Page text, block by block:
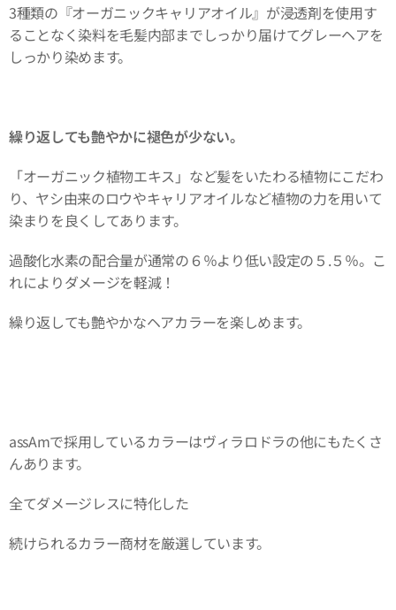
3種類の『オーガニックキャリアオイル』が浸透剤を使用す
ることなく染料を毛髪内部までしっかり届けてグレーヘアを
しっかり染めます。
繰り返しても艶やかに褪色が少ない。
「オーガニック植物エキス」など髪をいたわる植物にこだわ
り、ヤシ由来のロウやキャリアオイルなど植物の力を用いて
染まりを良くしてあります。
過酸化水素の配合量が通常の６％より低い設定の５.５％。こ
れによりダメージを軽減！
繰り返しても艶やかなヘアカラーを楽しめます。
assAmで採用しているカラーはヴィラロドラの他にもたくさ
んあります。
全てダメージレスに特化した
続けられるカラー商材を厳選しています。